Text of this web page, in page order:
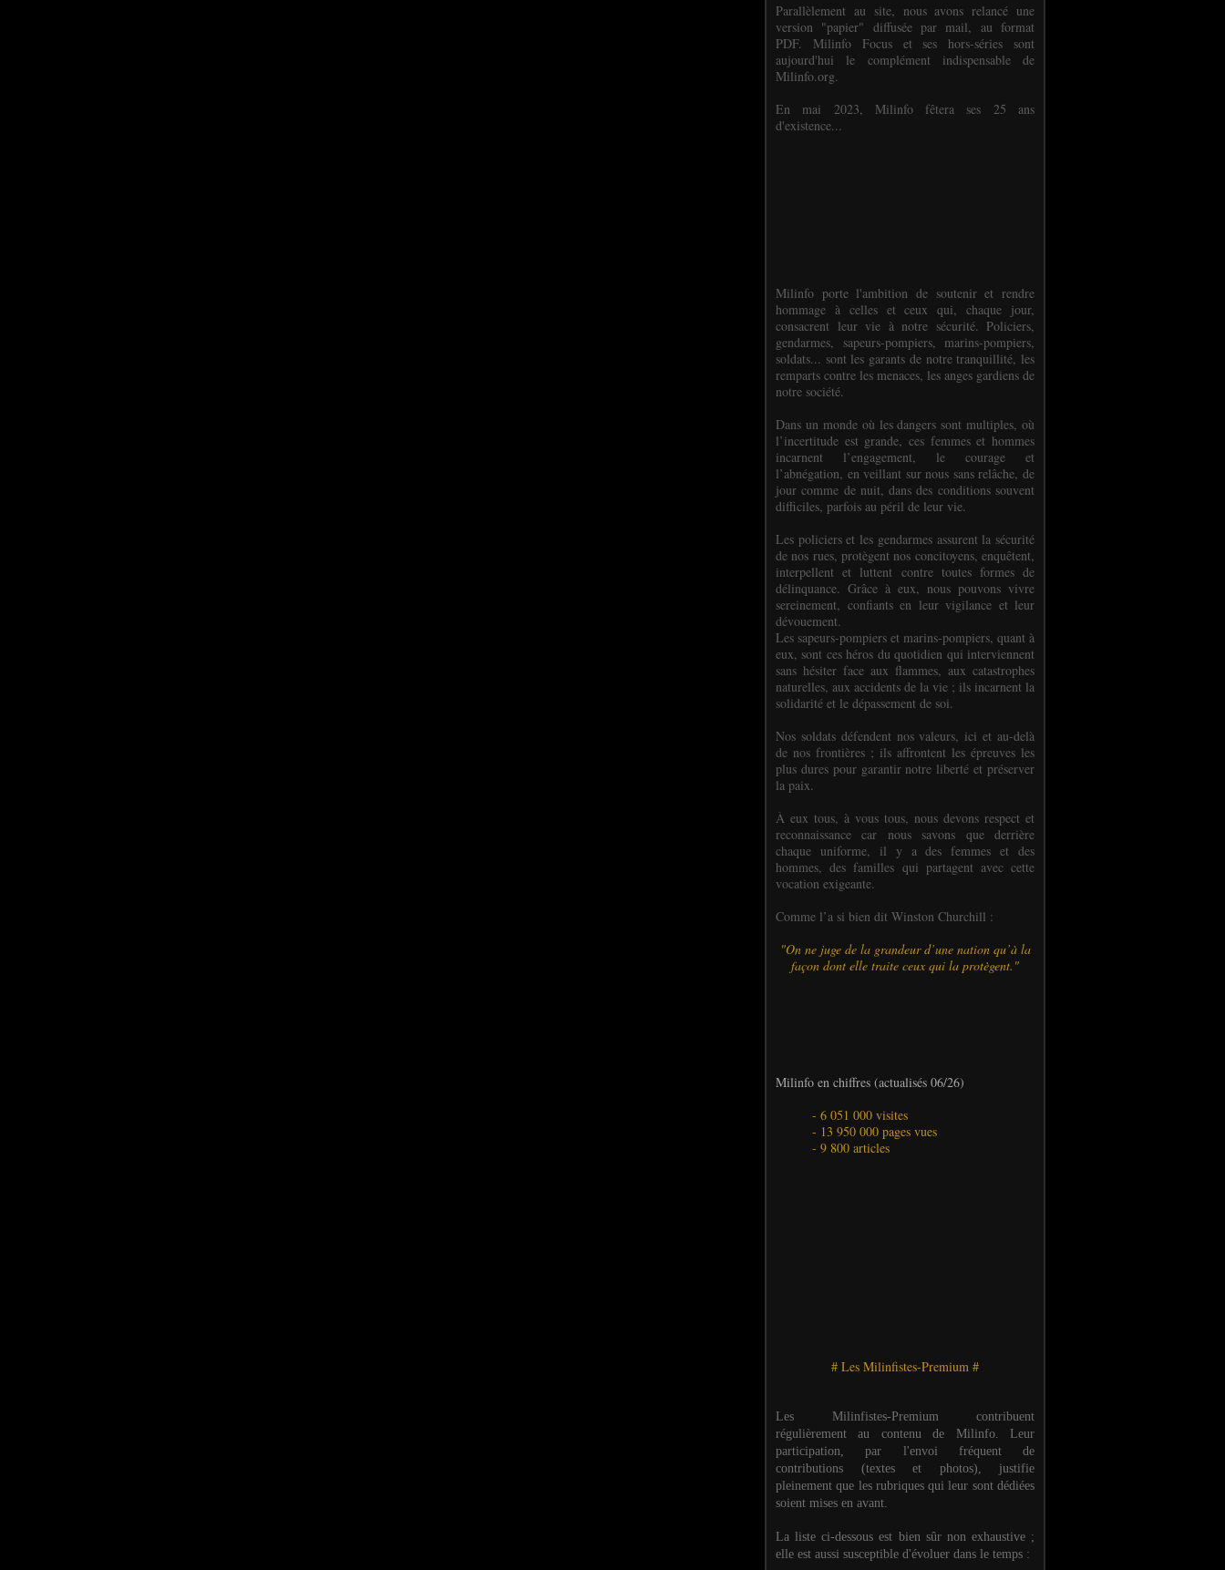
Parallèlement au site, nous avons relancé une
version "papier" diffusée par mail, au format
PDF. Milinfo Focus et ses hors-séries sont
aujourd'hui le complément indispensable de
Milinfo.org.
En mai 2023, Milinfo fêtera ses 25 ans
d'existence...
Milinfo porte l'ambition de soutenir et rendre
hommage à celles et ceux qui, chaque jour,
consacrent leur vie à notre sécurité. Policiers,
gendarmes, sapeurs-pompiers, marins-pompiers,
soldats... sont les garants de notre tranquillité, les
remparts contre les menaces, les anges gardiens de
notre société.
Dans un monde où les dangers sont multiples, où
l’incertitude est grande, ces femmes et hommes
incarnent l’engagement, le courage et
l’abnégation, en veillant sur nous sans relâche, de
jour comme de nuit, dans des conditions souvent
difficiles, parfois au péril de leur vie.
Les policiers et les gendarmes assurent la sécurité
de nos rues, protègent nos concitoyens, enquêtent,
interpellent et luttent contre toutes formes de
délinquance. Grâce à eux, nous pouvons vivre
sereinement, confiants en leur vigilance et leur
dévouement.
Les sapeurs-pompiers et marins-pompiers, quant à
eux, sont ces héros du quotidien qui interviennent
sans hésiter face aux flammes, aux catastrophes
naturelles, aux accidents de la vie ; ils incarnent la
solidarité et le dépassement de soi.
Nos soldats défendent nos valeurs, ici et au-delà
de nos frontières ; ils affrontent les épreuves les
plus dures pour garantir notre liberté et préserver
la paix.
À eux tous, à vous tous, nous devons respect et
reconnaissance car nous savons que derrière
chaque uniforme, il y a des femmes et des
hommes, des familles qui partagent avec cette
vocation exigeante.
Comme l’a si bien dit Winston Churchill :
"On ne juge de la grandeur d’une nation qu’à la
façon dont elle traite ceux qui la protègent."
Milinfo en chiffres (actualisés 06/26)
- 6 051 000 visites
- 13 950 000 pages vues
- 9 800 articles
# Les Milinfistes-Premium #
Les Milinfistes-Premium contribuent
régulièrement au contenu de Milinfo. Leur
participation, par l'envoi fréquent de
contributions (textes et photos), justifie
pleinement que les rubriques qui leur sont dédiées
soient mises en avant.
La liste ci-dessous est bien sûr non exhaustive ;
elle est aussi susceptible d'évoluer dans le temps :